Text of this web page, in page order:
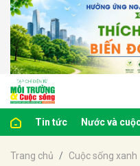
Tin tức Nước và
Trang chủ Cuộc sống xanh
luận